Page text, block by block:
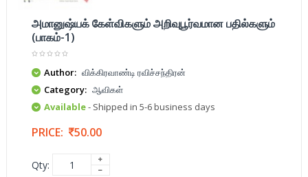
அமானுஷ்யக் கேள்விகளும் அறிவுபூர்வமான பதில்களும்
(பாகம்-1)
Author: விக்கிரவாண்டி ரவிச்சந்திரன்
Category: ஆவிகள்
Available- Shipped in 5-6 business days
PRICE: 50.00
Qty: